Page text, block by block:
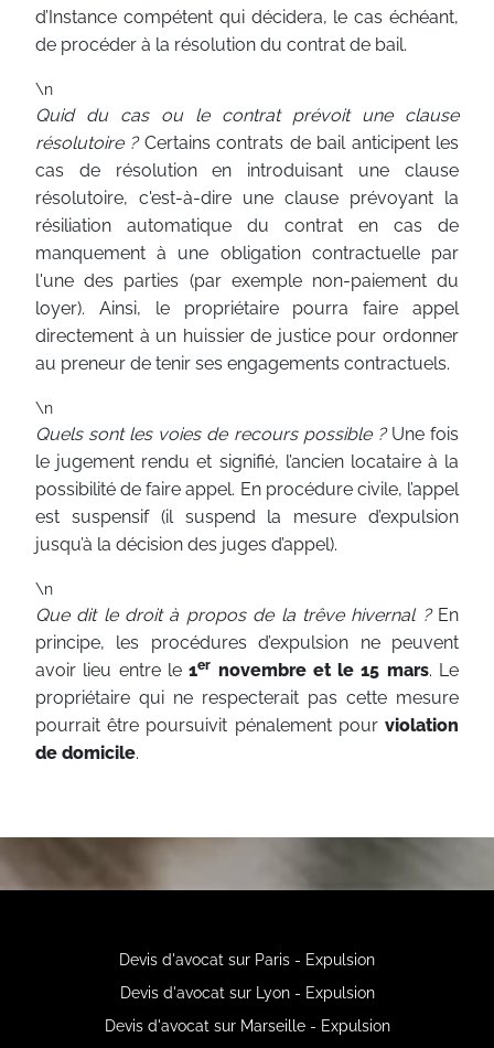
d’Instance compétent qui décidera, le cas échéant,
de procéder à la résolution du contrat de bail.
\n
Quid du cas ou le contrat prévoit une clause
résolutoire ?Certains contrats de bail anticipent les
cas de résolution en introduisant une clause
résolutoire, c'est-à-dire une clause prévoyant la
résiliation automatique du contrat en cas de
manquement à une obligation contractuelle par
l'une des parties (par exemple non-paiement du
loyer). Ainsi, le propriétaire pourra faire appel
directement à un huissier de justice pour ordonner
au preneur de tenir ses engagements contractuels.
\n
Quels sont les voies de recours possible ?Une fois
le jugement rendu et signifié, l’ancien locataire à la
possibilité de faire appel. En procédure civile, l’appel
est suspensif (il suspend la mesure d’expulsion
jusqu’à la décision des juges d’appel).
\n
Que dit le droit à propos de la trêve hivernal ?En
principe, les procédures d’expulsion ne peuvent
avoir lieu entre le1er novembre et le 15 mars. Le
propriétaire qui ne respecterait pas cette mesure
pourrait être poursuivit pénalement pour violation
de domicile.
Devis d'avocat sur Paris - Expulsion
Devis d'avocat sur Lyon - Expulsion
Devis d'avocat sur Marseille - Expulsion